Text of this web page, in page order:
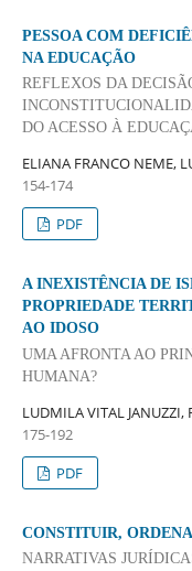
PESSOA COM
NA EDUCAÇÃO
REFLEXOS DA
DO ACESSO À
ELIANA FRANCO NEME,
154-174
PDF
A INEXISTÊNCIA DE
PROPRIEDADE
AO IDOSO
UMA AFRONTA AO
HUMANA?
LUDMILA VITAL JANUZZI,
175-192
PDF
CONSTITUIR,
NARRATIVAS